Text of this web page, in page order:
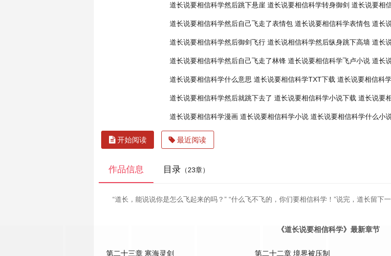
道长说要相信科学然后跳下悬崖 道长说要相信科学转身御剑 道长说要相
道长说要相信科学然后自己飞走了表情包 道长说要相信科学表情包 道长
道长说要相信科学然后御剑飞行 道长说相信科学然后纵身跳下高墙 道长
道长说要相信科学然后自己飞走了林锋 道长说要相信科学飞卢小说 道长
道长说要相信科学什么意思 道长说要相信科学TXT下载 道长说要相信科
道长说要相信科学然后就跳下去了 道长说要相信科学小说下载 道长说要
道长说要相信科学漫画 道长说要相信科学小说 道长说要相信科学什么小
开始阅读 最近阅读
作品信息 目录 （23章）
“道长，能说说你是怎么飞起来的吗？” “什么飞不飞的，你们要相信科学！”说完，道长留下
《道长说要相信科学》最新章节
第二十三章 寒海灵剑 第二十二章 境界被压制